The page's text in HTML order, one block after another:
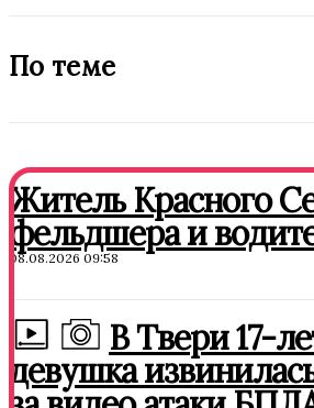
По теме
Житель Красного
фельдшера и
08.08.2026 09:58
В Твери 17-
девушка